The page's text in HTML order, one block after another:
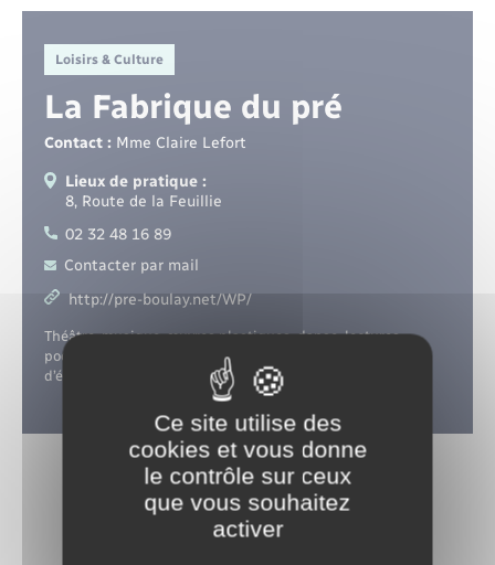
Santé - Social
Rénovation de l’habitat
Urbanisme
Loisirs & Culture
La Fabrique du pré
Contact : Mme Claire Lefort
Lieux de pratique :
8, Route de la Feuillie
02 32 48 16 89
Contacter par mail
http://pre-boulay.net/WP/
Théâtre, musique, œuvres plastiques, danse, lectures
poétiques, etc. La Fabrique du pré est aussi une maison
d’édition.
Ce site utilise des
cookies et vous donne
le contrôle sur ceux
que vous souhaitez
activer